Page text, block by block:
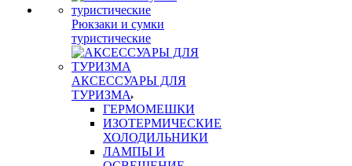
Рюкзаки и сумки
туристические
АКСЕССУАРЫ ДЛЯ
ТУРИЗМА
ГЕРМОМЕШКИ
ИЗОТЕРМИЧЕСКИЕ
ХОЛОДИЛЬНИКИ
ЛАМПЫ И